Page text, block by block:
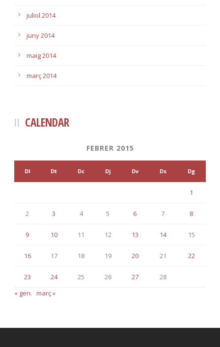
juliol 2014
juny 2014
maig 2014
març 2014
CALENDAR
FEBRER 2015
Dl Dt Dc Dj Dv Ds Dg
1
2 3 4 5 6 7 8
9 10 11 12 13 14 15
16 17 18 19 20 21 22
23 24 25 26 27
28
« gen. març »